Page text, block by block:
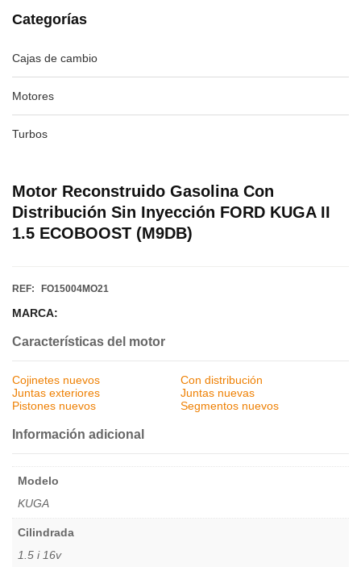
Categorías
Cajas de cambio
Motores
Turbos
Motor Reconstruido Gasolina Con
Distribución Sin Inyección FORD KUGA II
1.5 ECOBOOST (M9DB)
REF: FO15004MO21
MARCA:
Características del motor
Cojinetes nuevos
Con distribución
Juntas exteriores
Juntas nuevas
Pistones nuevos
Segmentos nuevos
Información adicional
Modelo
KUGA
Cilindrada
1.5 i 16v